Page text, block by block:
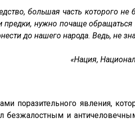
большая часть которого
предки, нужно почаще
до нашего народа. Ведь, не
«Нация,
поразительного явления,
безжалостным и